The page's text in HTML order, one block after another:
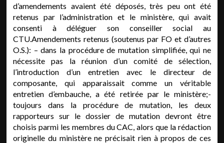
d’amendements avaient été déposés, très peu ont été
retenus par l’administration et le ministère, qui avait
consenti à déléguer son conseiller social au
CTU.Amendements retenus (soutenus par FO et d’autres
O.S.): – dans la procédure de mutation simplifiée, qui ne
nécessite pas la réunion d’un comité de sélection,
l’introduction d’un entretien avec le directeur de
composante, qui apparaissait comme un véritable
entretien d’embauche, a été retirée par le ministère;-
toujours dans la procédure de mutation, les deux
rapporteurs sur le dossier de mutation devront être
choisis parmi les membres du CAC, alors que la rédaction
originelle du ministère ne précisait rien à propos de ces